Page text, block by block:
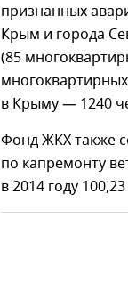
признанных
Крым и города
(85
в Крыму — 1240
Фонд ЖКХ также
по капремонту
в 2014 году